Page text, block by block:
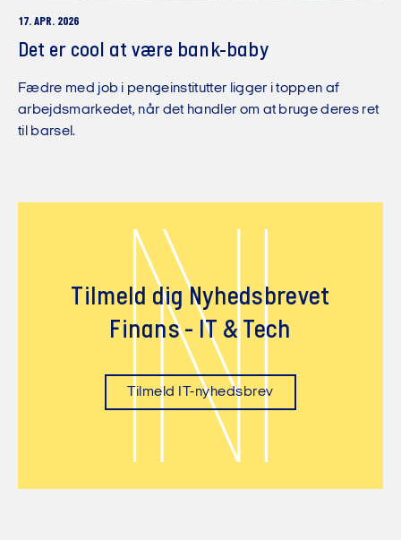
17. APR. 2026
Det er cool at være bank-baby
Fædre med job i pengeinstitutter ligger i toppen af
arbejdsmarkedet, når det handler om at bruge deres ret
til barsel.
N
Tilmeld dig Nyhedsbrevet
Finans - IT & Tech
Tilmeld IT-nyhedsbrev